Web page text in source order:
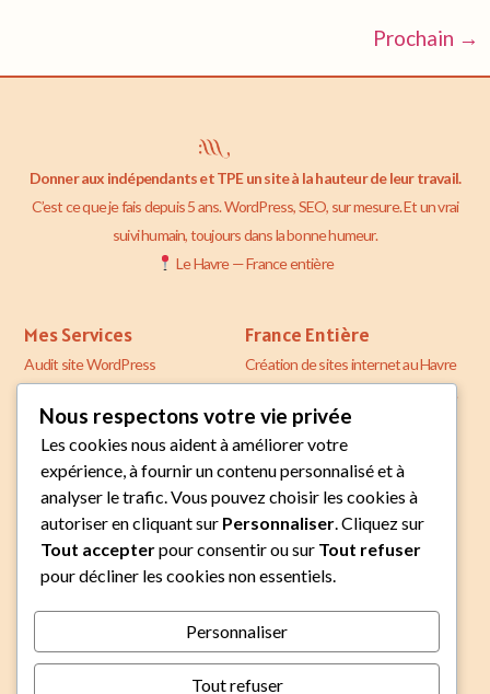
Prochain →
Donner aux indépendants et TPE un site à la hauteur de leur travail.
C’est ce que je fais depuis 5 ans. WordPress, SEO, sur mesure. Et un vrai
suivi humain, toujours dans la bonne humeur.
Le Havre — France entière
Mes Services
Audit site WordPress
Maintenance WordPress Elementor
France Entière
Création de sites internet au Havre
Création de site web en Normandie
Me Contacter
Prendre rendez-vous
© Copyright 2026Moceri. Tous droits réservés.
Nous respectons votre vie privée
Les cookies nous aident à améliorer votre
expérience, à fournir un contenu personnalisé et à
analyser le trafic. Vous pouvez choisir les cookies à
autoriser en cliquant sur Personnaliser. Cliquez sur
Tout accepterpour consentir ou sur Tout refuser
pour décliner les cookies non essentiels.
Personnaliser
Tout refuser